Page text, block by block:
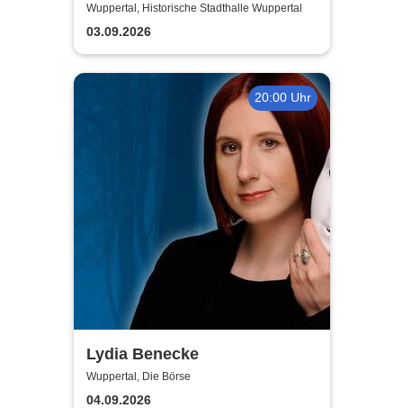
Wuppertal, Historische Stadthalle Wuppertal
03.09.2026
20:00 Uhr
Lydia Benecke
Wuppertal, Die Börse
04.09.2026